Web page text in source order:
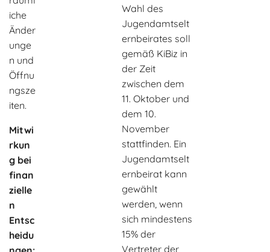
iche
Änder
unge
n und
Öffnu
ngsze
iten.
Mitwi
rkun
g bei
finan
zielle
n
Entsc
heidu
Wahl des
Jugendamtselt
ernbeirates soll
gemäß KiBiz in
der Zeit
zwischen dem
11. Oktober und
dem 10.
November
stattfinden. Ein
Jugendamtselt
ernbeirat kann
gewählt
werden, wenn
sich mindestens
15% der
Vertreter der